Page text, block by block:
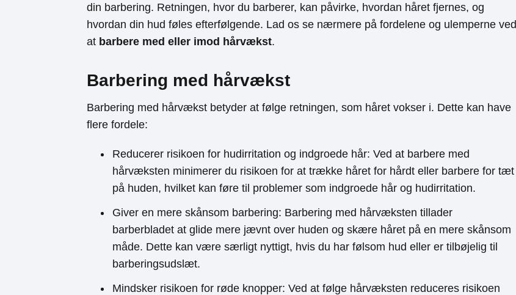
din barbering. Retningen, hvor du barberer, kan påvirke, hvordan håret fjernes, og
hvordan din hud føles efterfølgende. Lad os se nærmere på fordelene og ulemperne ved
at barbere med eller imod hårvækst.
Barbering med hårvækst
Barbering med hårvækst betyder at følge retningen, som håret vokser i. Dette kan have
flere fordele:
Reducerer risikoen for hudirritation og indgroede hår: Ved at barbere med
hårvæksten minimerer du risikoen for at trække håret for hårdt eller barbere for tæt
på huden, hvilket kan føre til problemer som indgroede hår og hudirritation.
Giver en mere skånsom barbering: Barbering med hårvæksten tillader
barberbladet at glide mere jævnt over huden og skære håret på en mere skånsom
måde. Dette kan være særligt nyttigt, hvis du har følsom hud eller er tilbøjelig til
barberingsudslæt.
Mindsker risikoen for røde knopper: Ved at følge hårvæksten reduceres risikoen